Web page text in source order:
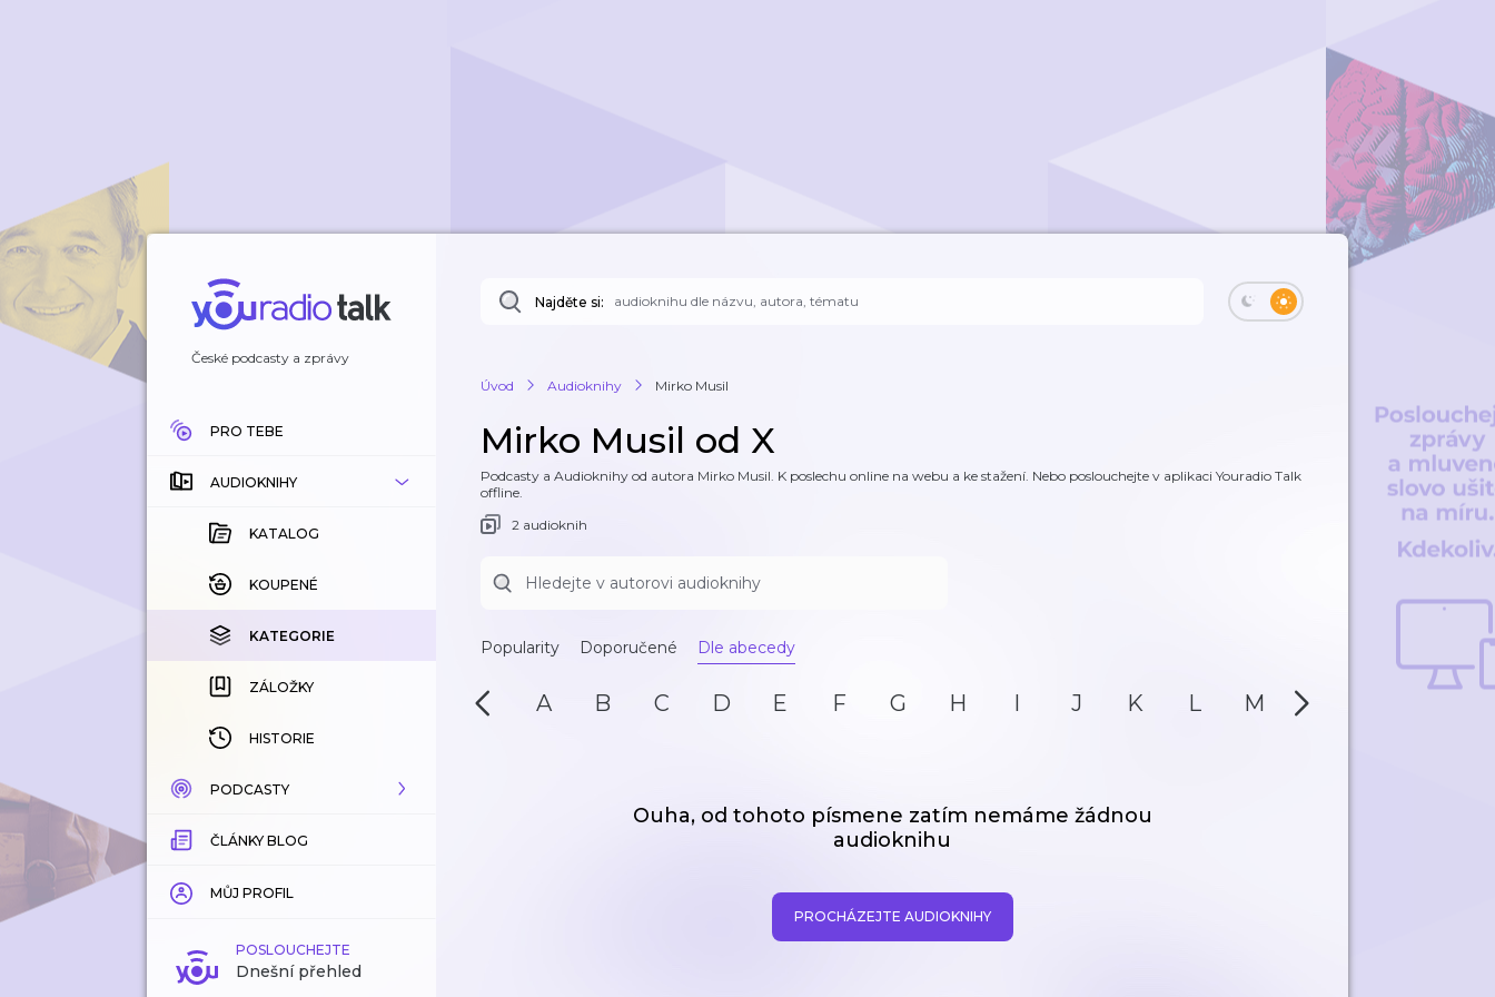
České podcasty a zprávy
PRO TEBE
AUDIOKNIHY
KATALOG
KOUPENÉ
KATEGORIE
ZÁLOŽKY
HISTORIE
PODCASTY
KATALOG
KATEGORIE
ZÁLOŽKY
ČLÁNKY BLOG
MŮJ PROFIL
POSLOUCHEJTE
Dnešní přehled
Najděte si:
Úvod Audioknihy Mirko Musil
Mirko Musil od X
Podcasty a Audioknihy od autora Mirko Musil. K poslechu online na webu a ke stažení. Nebo poslouchejte v aplikaci Youradio Talk
offline.
2 audioknih
Popularity Doporučené Dle abecedy
A B C D E F G H I J K L M N
Ouha, od tohoto písmene zatím nemáme žádnou
audioknihu
PROCHÁZEJTE AUDIOKNIHY